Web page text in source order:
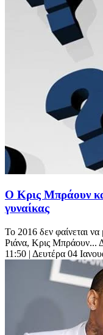
Ο Κρις Μπράουν
γυναίκας
To 2016 δεν φαίνεται
Ριάνα, Κρις
11:50 | Δευτέρα 04